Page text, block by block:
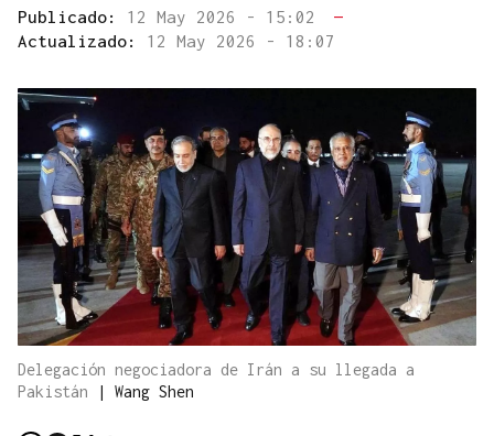
Publicado: 12 May 2026 - 15:02
—
Actualizado: 12 May 2026 - 18:07
Delegación negociadora de Irán a su llegada a
Pakistán
| Wang Shen